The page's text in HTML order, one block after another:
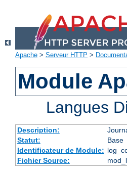
Apache > Serveur HTTP >
Module
Langues
Description:
Statut:
Base
Identificateur de Module:
Fichier Source: